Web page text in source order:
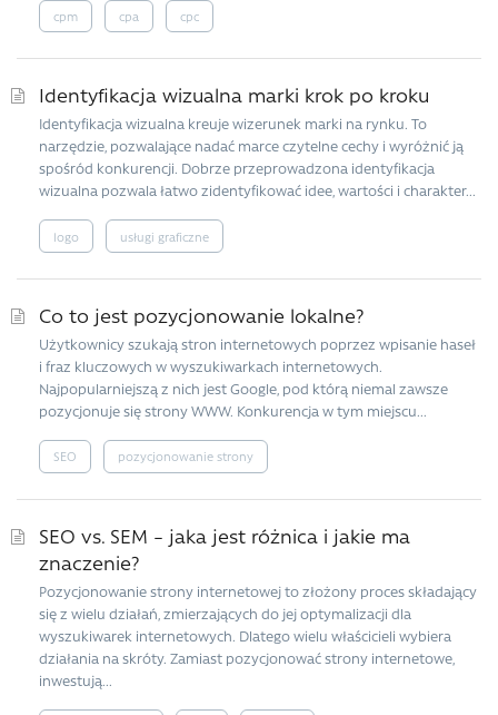
cpm cpa cpc
Identyfikacja wizualna marki krok po kroku
Identyfikacja wizualna kreuje wizerunek marki na rynku. To
narzędzie, pozwalające nadać marce czytelne cechy i wyróżnić ją
spośród konkurencji. Dobrze przeprowadzona identyfikacja
wizualna pozwala łatwo zidentyfikować idee, wartości i charakter...
logo usługi graficzne
Co to jest pozycjonowanie lokalne?
Użytkownicy szukają stron internetowych poprzez wpisanie haseł
i fraz kluczowych w wyszukiwarkach internetowych.
Najpopularniejszą z nich jest Google, pod którą niemal zawsze
pozycjonuje się strony WWW. Konkurencja w tym miejscu...
SEO pozycjonowanie strony
SEO vs. SEM – jaka jest różnica i jakie ma
znaczenie?
Pozycjonowanie strony internetowej to złożony proces składający
się z wielu działań, zmierzających do jej optymalizacji dla
wyszukiwarek internetowych. Dlatego wielu właścicieli wybiera
działania na skróty. Zamiast pozycjonować strony internetowe,
inwestują...